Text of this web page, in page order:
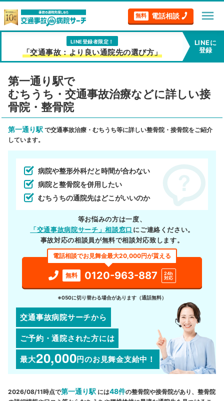
無料 電話相談 menu
LINE登録者限定！
「交通事故：より良い通院先の選び方」
LINEに
登録
第一通り駅で
むちうち・交通事故治療などに詳しい接
骨院・整骨院
第一通り駅 で交通事故治療・むちうち等に詳しい整骨院・接骨院をご紹介
しています。
病院や整形外科だと時間が合わない
病院と整骨院を併用したい
むちうちの通院先はどこがいいのか
等お悩みの方は一度、
「交通事故病院サーチ」相談窓口 にご連絡ください。
事故対応の相談員が無料で相談対応致します。
電話相談でお見舞金最大20,000円が貰える
無料 0120-963-887
24h
対応
※050に切り替わる場合があります（通話無料）
交通事故病院サーチから
ご予約・通院された方には
最大20,000円のお見舞金支給中！
2026/08/11時点で第一通り駅 には48件の整骨院や接骨院があり、整骨院